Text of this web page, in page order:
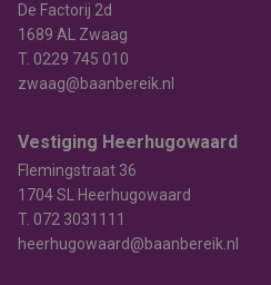
De Factorij 2d
1689 AL Zwaag
T. 0229 745 010
zwaag@baanbereik.nl
Vestiging Heerhugowaard
Flemingstraat 36
1704 SL Heerhugowaard
T. 072 3031111
heerhugowaard@baanbereik.nl